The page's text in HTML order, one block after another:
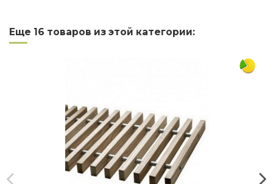
Ширина
300
Еще 16 товаров из этой категории: